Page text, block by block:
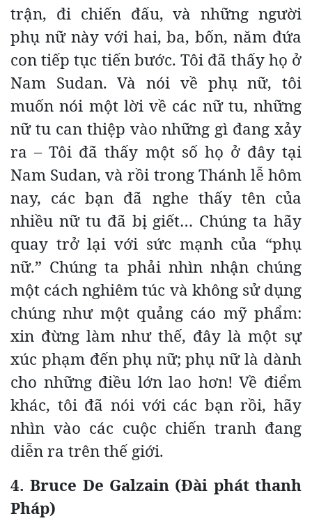
trận, đi chiến đấu, và những người
phụ nữ này với hai, ba, bốn, năm đứa
con tiếp tục tiến bước. Tôi đã thấy họ ở
Nam Sudan. Và nói về phụ nữ, tôi
muốn nói một lời về các nữ tu, những
nữ tu can thiệp vào những gì đang xảy
ra – Tôi đã thấy một số họ ở đây tại
Nam Sudan, và rồi trong Thánh lễ hôm
nay, các bạn đã nghe thấy tên của
nhiều nữ tu đã bị giết… Chúng ta hãy
quay trở lại với sức mạnh của “phụ
nữ.” Chúng ta phải nhìn nhận chúng
một cách nghiêm túc và không sử dụng
chúng như một quảng cáo mỹ phẩm:
xin đừng làm như thế, đây là một sự
xúc phạm đến phụ nữ; phụ nữ là dành
cho những điều lớn lao hơn! Về điểm
khác, tôi đã nói với các bạn rồi, hãy
nhìn vào các cuộc chiến tranh đang
diễn ra trên thế giới.
4. Bruce De Galzain (Đài phát thanh
Pháp)